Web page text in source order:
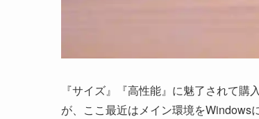
『サイズ』『高性能』に魅了されて
が、ここ最近はメイン環境をWindows